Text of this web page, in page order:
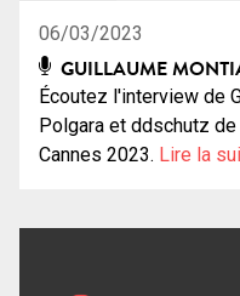
06/03/2023
GUILLAUME
Écoutez l'interview de
Polgara et ddschutz
Cannes 2023. Lire la